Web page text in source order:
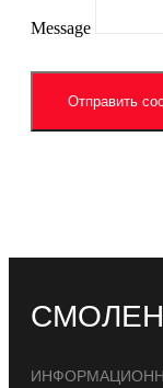
Message
Отправить